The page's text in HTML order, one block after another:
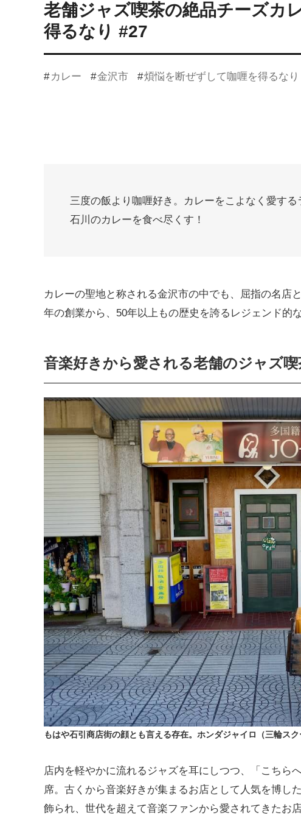
老舗ジャズ喫茶の絶品チーズカ
得るなり #27
カレー 金沢市 煩悩を断ぜずして咖喱を得るなり
三度の飯より咖喱好き。カレーをこよなく愛す
石川のカレーを食べ尽くす！
カレーの聖地と称される金沢市の中でも、屈指の名店
年の創業から、50年以上もの歴史を誇るレジェンド的
音楽好きから愛される老舗のジャズ喫
もはや石引商店街の顔とも言える存在。ホンダジャイロ（三輪ス
店内を軽やかに流れるジャズを耳にしつつ、「こちら
席。古くから音楽好きが集まるお店として人気を博し
飾られ、世代を超えて音楽ファンから愛されてきたお